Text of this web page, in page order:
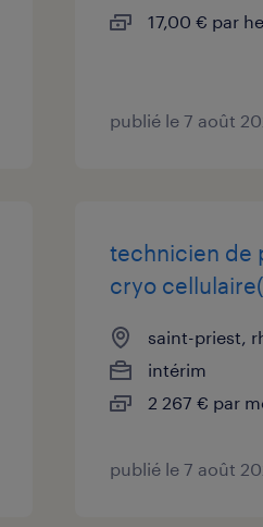
17,00 € par
publié le 7 août
technicien de
cryo
saint-priest,
intérim
2 267 € par
publié le 7 août